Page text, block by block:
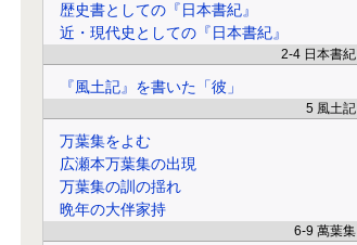
歴史書としての『日本書紀』
近・現代史としての『日本書紀』
2-4 日本書紀
『風土記』を書いた「彼」
5 風土記
万葉集をよむ
広瀬本万葉集の出現
万葉集の訓の揺れ
晩年の大伴家持
6-9 萬葉集